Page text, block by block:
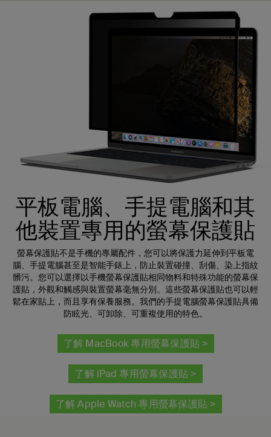
平板電腦、手提電腦和其
他裝置專用的螢幕保護貼
螢幕保護貼不是手機的專屬配件，您可以將保護力延伸到平板電
腦、手提電腦甚至是智能手錶上，防止裝置碰撞、刮傷、染上指紋
髒污。您可以選擇以手機螢幕保護貼相同物料和特殊功能的螢幕保
護貼，外觀和觸感與裝置螢幕毫無分別。這些螢幕保護貼也可以輕
鬆在家貼上，而且享有保養服務。我們的手提電腦螢幕保護貼具備
防眩光、可卸除、可重複使用的特色。
了解 MacBook 專用螢幕保護貼 >
了解 iPad 專用螢幕保護貼 >
了解 Apple Watch 專用螢幕保護貼 >